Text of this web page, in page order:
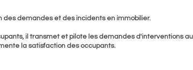
des demandes et des incidents en immobilier.
il transmet et pilote les demandes d'interventions
la satisfaction des occupants.